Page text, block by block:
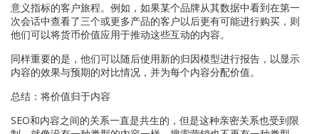
意义指标的客户旅程。例如，如果某个品牌从其数据中看到在第一
次会话中查看了三个或更多产品的客户以后更有可能进行购买，则
他们可以将货币价值应用于推动这些互动的内容。
同样重要的是，他们可以随后使用新的归因模型进行报告，以显示
内容的效果与预期的对比情况，并为每个内容分配价值。
总结：将价值归于内容
SEO和内容之间的关系一直是共生的，但是这种亲密关系也受到限